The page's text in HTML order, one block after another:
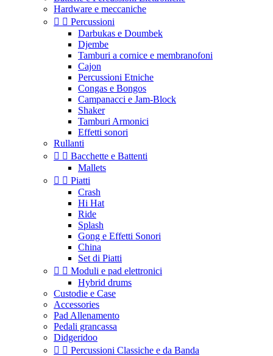
Hardware e meccaniche
  Percussioni
Darbukas e Doumbek
Djembe
Tamburi a cornice e membranofoni
Cajon
Percussioni Etniche
Congas e Bongos
Campanacci e Jam-Block
Shaker
Tamburi Armonici
Effetti sonori
Rullanti
  Bacchette e Battenti
Mallets
  Piatti
Crash
Hi Hat
Ride
Splash
Gong e Effetti Sonori
China
Set di Piatti
  Moduli e pad elettronici
Hybrid drums
Custodie e Case
Accessories
Pad Allenamento
Pedali grancassa
Didgeridoo
  Percussioni Classiche e da Banda